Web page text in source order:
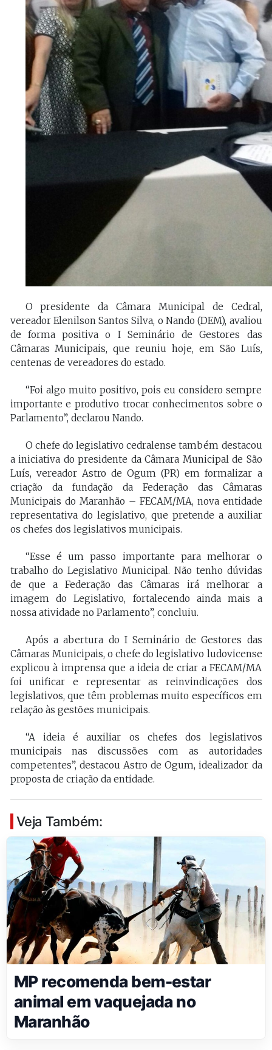
O presidente da Câmara Municipal de Cedral,
vereador Elenilson Santos Silva, o Nando (DEM), avaliou
de forma positiva o I Seminário de Gestores das
Câmaras Municipais, que reuniu hoje, em São Luís,
centenas de vereadores do estado.
“Foi algo muito positivo, pois eu considero sempre
importante e produtivo trocar conhecimentos sobre o
Parlamento”, declarou Nando.
O chefe do legislativo cedralense também destacou
a iniciativa do presidente da Câmara Municipal de São
Luís, vereador Astro de Ogum (PR) em formalizar a
criação da fundação da Federação das Câmaras
Municipais do Maranhão – FECAM/MA, nova entidade
representativa do legislativo, que pretende a auxiliar
os chefes dos legislativos municipais.
“Esse é um passo importante para melhorar o
trabalho do Legislativo Municipal. Não tenho dúvidas
de que a Federação das Câmaras irá melhorar a
imagem do Legislativo, fortalecendo ainda mais a
nossa atividade no Parlamento”, concluiu.
Após a abertura do I Seminário de Gestores das
Câmaras Municipais, o chefe do legislativo ludovicense
explicou à imprensa que a ideia de criar a FECAM/MA
foi unificar e representar as reinvindicações dos
legislativos, que têm problemas muito específicos em
relação às gestões municipais.
“A ideia é auxiliar os chefes dos legislativos
municipais nas discussões com as autoridades
competentes”, destacou Astro de Ogum, idealizador da
proposta de criação da entidade.
Veja Também:
MP recomenda bem-estar
animal em vaquejada no
Maranhão